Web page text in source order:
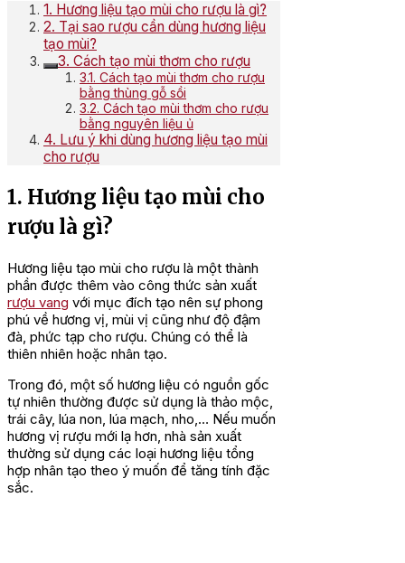
1. Hương liệu tạo mùi cho rượu là gì?
2. Tại sao rượu cần dùng hương liệu
tạo mùi?
3. Cách tạo mùi thơm cho rượu
3.1. Cách tạo mùi thơm cho rượu
bằng thùng gỗ sồi
3.2. Cách tạo mùi thơm cho rượu
bằng nguyên liệu ủ
4. Lưu ý khi dùng hương liệu tạo mùi
cho rượu
1. Hương liệu tạo mùi cho
rượu là gì?
Hương liệu tạo mùi cho rượu là một thành
phần được thêm vào công thức sản xuất
rượu vang với mục đích tạo nên sự phong
phú về hương vị, mùi vị cũng như độ đậm
đà, phức tạp cho rượu. Chúng có thể là
thiên nhiên hoặc nhân tạo.
Trong đó, một số hương liệu có nguồn gốc
tự nhiên thường được sử dụng là thảo mộc,
trái cây, lúa non, lúa mạch, nho,… Nếu muốn
hương vị rượu mới lạ hơn, nhà sản xuất
thường sử dụng các loại hương liệu tổng
hợp nhân tạo theo ý muốn để tăng tính đặc
sắc.